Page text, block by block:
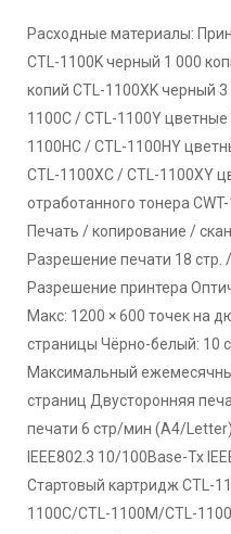
Расходные материалы:
CTL-1100K черный 1 000
копий CTL-1100XK черный
1100C / CTL-1100Y
1100HC / CTL-1100HY
CTL-1100XC / CTL-1100XY
отработанного тонера
Печать / копирование /
Разрешение печати 18
Разрешение принтера
Макс: 1200 × 600 точек на
страницы Чёрно-белый: 10
Максимальный
страниц Двусторонняя
печати 6 стр/мин (А4/
IEEE802.3 10/100Base-Tx
Стартовый картридж CTL-
1100C/CTL-1100M/CTL-